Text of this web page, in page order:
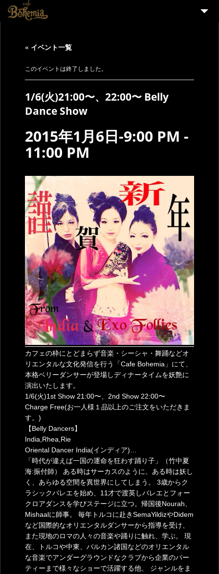
EVENT
STAFF WANTED
« イベント一覧
このイベントは終了しました。
1/6(火)21:00〜、22:00〜 Belly
Dance Show
2015年1月6日-9:00 PM -
11:00 PM
カフェの枠にとどまらず音楽・シーシャ・舞踊などオ
リエンタルな文化発信を行う「Cafe Bohemia」にて、
本格ベリーダンサーが登場しディナータイムを妖艶に
演出いたします。
1/6(火)1st Show 21:00〜、2nd Show 22:00〜
Charge Free(お一人様１品以上のご注文をいただきま
す。)
【Belly Dancers】
India,Rhea,Rie
Oriental Dancer India(インディア)…
「時代が違えば一国の運命を狂わす踊り子」（竹中夏
海:振付師） ある時はサーカスのように、ある時は妖し
く、あらゆる空間を異世界にしてしまう。 3歳からク
ラシックバレエを始め、11才で渡英しバレエとフォー
クロアダンスを学びステージに立つ。帰国後Nourah、
Mishaalに師事。 毎年トルコに赴きSemaYildizやDidem
など国際的なオリエンタルダンサーから指導を受け、
また現地のロマの人々の音楽や踊りに触れ、学ぶ。 現
在、トルコや中東、バルカン諸国などのオリエンタル
な音楽でアンダーグラウンドなクラブから企業のパー
ティーまで様々なショーで活躍する他、 ジャンルをま